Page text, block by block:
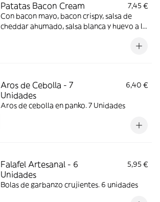
Patatas Bacon Cream
7,45 €
Con bacon mayo, bacon crispy, salsa de
cheddar ahumado, salsa blanca y huevo a la
Aros de Cebolla - 7
Unidades
6,40 €
Aros de cebolla en panko. 7 Unidades
Falafel Artesanal - 6
Unidades
5,95 €
Bolas de garbanzo crujientes. 6 unidades